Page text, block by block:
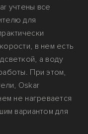
учтены все
для
в нем есть
а воду
При этом,
Oskar
не нагревается
вариантом для